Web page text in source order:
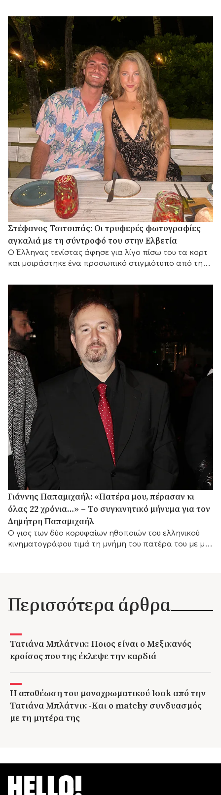
Στέφανος Τσιτσιπάς: Οι τρυφερές φωτογραφίες
αγκαλιά με τη σύντροφό του στην Ελβετία
Ο Έλληνας τενίστας άφησε για λίγο πίσω του τα κορτ
και μοιράστηκε ένα προσωπικό στιγμιότυπο από την
Γιάννης Παπαμιχαήλ: «Πατέρα μου, πέρασαν κι
όλας 22 χρόνια…» – Το συγκινητικό μήνυμα για τον
Δημήτρη Παπαμιχαήλ
Ο γιος των δύο κορυφαίων ηθοποιών του ελληνικού
κινηματογράφου τιμά τη μνήμη του πατέρα του με μια
Περισσότερα άρθρα
Τατιάνα Μπλάτνικ: Ποιος είναι ο Μεξικανός
κροίσος που της έκλεψε την καρδιά
Η αποθέωση του μονοχρωματικού look από την
Τατιάνα Μπλάτνικ -Και ο matchy συνδυασμός
με τη μητέρα της